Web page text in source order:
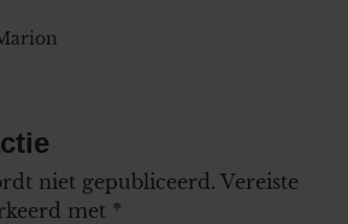
niet gepubliceerd. Vereiste
met *